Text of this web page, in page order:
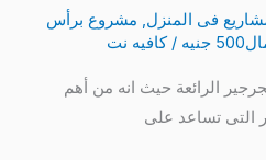
فى المنزل, مشروع برأس
/كافيه نت
الرائعة حيث انه من أهم
تساعد على